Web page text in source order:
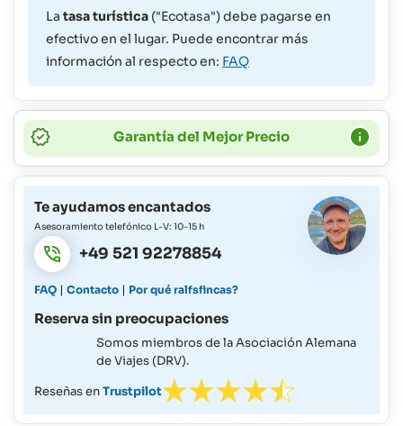
La tasa turística ("Ecotasa") debe pagarse en
efectivo en el lugar. Puede encontrar más
información al respecto en: FAQ
Garantía del Mejor Precio
Te ayudamos encantados
Asesoramiento telefónico L-V: 10-15 h
+49 521 92278854
FAQ | Contacto | Por qué ralfsfincas?
Reserva sin preocupaciones
Somos miembros de la Asociación Alemana
de Viajes (DRV).
Reseñas enTrustpilot